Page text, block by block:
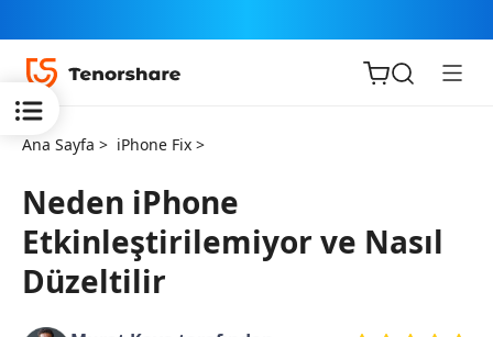
iOS için
ReiBoot
Ana Sayfa > iPhone Fix >
Neden iPhone
Etkinleştirilemiyor ve Nasıl
Düzeltilir